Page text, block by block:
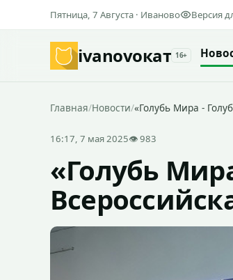
Пятница, 7 Августа · Иваново Версия
ivanovoкат 16+
Главная/Новости/«Голубь Мира -
16:17, 7 мая 2025👁 983
«Голубь